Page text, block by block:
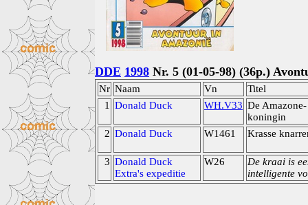
DDE 1998 Nr. 5 (01-05-98) (36p.)
Nr Naam Vn
Titel
1
Donald Duck WH.V33 De Amazone-
koningin
2 Donald Duck W1461 Krasse
3 Donald Duck
Extra's expeditie
W26
De kraai is
intelligente